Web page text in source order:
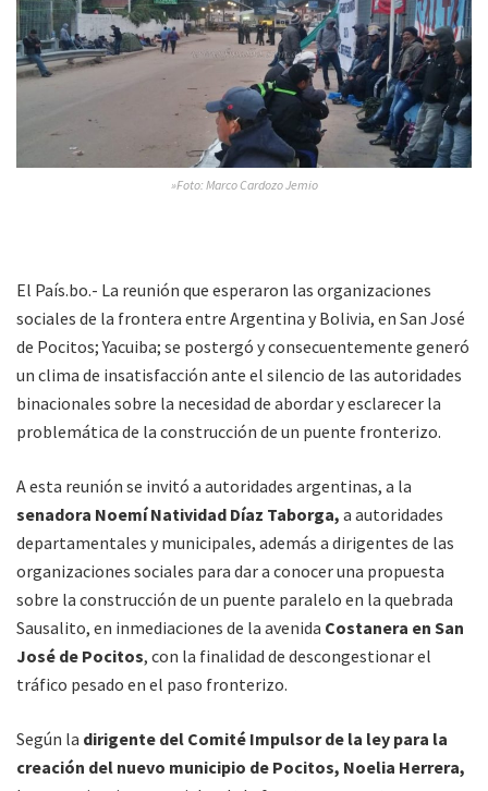
»Foto: Marco Cardozo Jemio
El País.bo.- La reunión que esperaron las organizaciones
sociales de la frontera entre Argentina y Bolivia, en San José
de Pocitos; Yacuiba; se postergó y consecuentemente generó
un clima de insatisfacción ante el silencio de las autoridades
binacionales sobre la necesidad de abordar y esclarecer la
problemática de la construcción de un puente fronterizo.
A esta reunión se invitó a autoridades argentinas, a la
senadora Noemí Natividad Díaz Taborga, a autoridades
departamentales y municipales, además a dirigentes de las
organizaciones sociales para dar a conocer una propuesta
sobre la construcción de un puente paralelo en la quebrada
Sausalito, en inmediaciones de la avenida Costanera en San
José de Pocitos, con la finalidad de descongestionar el
tráfico pesado en el paso fronterizo.
Según la dirigente del Comité Impulsor de la ley para la
creación del nuevo municipio de Pocitos, Noelia Herrera,